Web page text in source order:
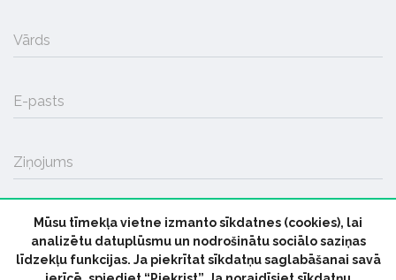
Vārds
E-pasts
Ziņojums
SŪTĪT
Mūsu tīmekļa vietne izmanto sīkdatnes (cookies), lai
analizētu datuplūsmu un nodrošinātu sociālo saziņas
līdzekļu funkcijas. Ja piekrītat sīkdatņu saglabāšanai savā